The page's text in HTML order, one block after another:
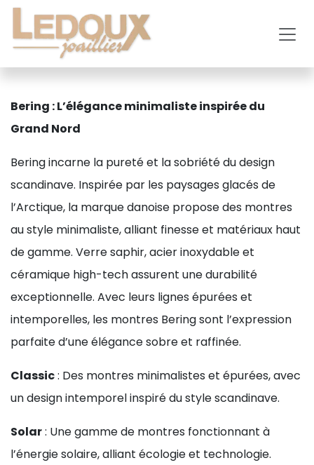
Se rendre au contenu
Bering : L’élégance minimaliste inspirée du
Grand Nord
Bering incarne la pureté et la sobriété du design
scandinave. Inspirée par les paysages glacés de
l’Arctique, la marque danoise propose des montres
au style minimaliste, alliant finesse et matériaux haut
de gamme. Verre saphir, acier inoxydable et
céramique high-tech assurent une durabilité
exceptionnelle. Avec leurs lignes épurées et
intemporelles, les montres Bering sont l’expression
parfaite d’une élégance sobre et raffinée.
Classic: Des montres minimalistes et épurées, avec
un design intemporel inspiré du style scandinave.
Solar: Une gamme de montres fonctionnant à
l’énergie solaire, alliant écologie et technologie.